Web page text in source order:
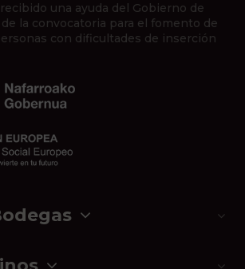
una ayuda del Gobierno de
la convocatoria para el fomento de
con dificultades de inserción